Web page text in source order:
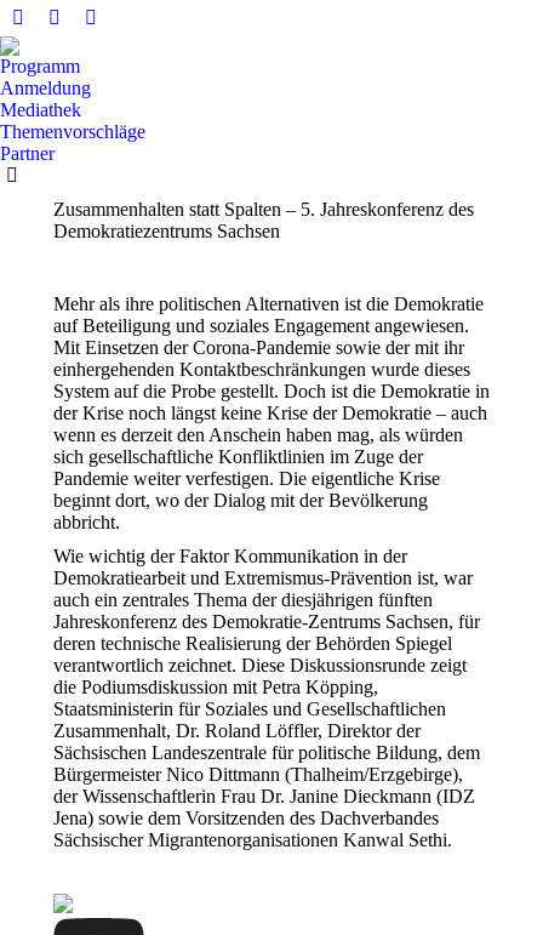
Facebook
Seite
wird
in
einem
neuen
geöffnet
X
wird
in
einem
neuen
geöffnet
YouTube
wird
einem
geöffnet
Programm
Anmeldung
Mediathek
Themenvorschläge
Partner
Zusammenhalten statt Spalten – 5. Jahreskonferenz des
Demokratiezentrums Sachsen
Mehr als ihre politischen Alternativen ist die Demokratie
auf Beteiligung und soziales Engagement angewiesen.
Mit Einsetzen der Corona-Pandemie sowie der mit ihr
einhergehenden Kontaktbeschränkungen wurde dieses
System auf die Probe gestellt. Doch ist die Demokratie in
der Krise noch längst keine Krise der Demokratie – auch
wenn es derzeit den Anschein haben mag, als würden
sich gesellschaftliche Konfliktlinien im Zuge der
Pandemie weiter verfestigen. Die eigentliche Krise
beginnt dort, wo der Dialog mit der Bevölkerung
abbricht.
Wie wichtig der Faktor Kommunikation in der
Demokratiearbeit und Extremismus-Prävention ist, war
auch ein zentrales Thema der diesjährigen fünften
Jahreskonferenz des Demokratie-Zentrums Sachsen, für
deren technische Realisierung der Behörden Spiegel
verantwortlich zeichnet. Diese Diskussionsrunde zeigt
die Podiumsdiskussion mit Petra Köpping,
Staatsministerin für Soziales und Gesellschaftlichen
Zusammenhalt, Dr. Roland Löffler, Direktor der
Sächsischen Landeszentrale für politische Bildung, dem
Bürgermeister Nico Dittmann (Thalheim/Erzgebirge),
der Wissenschaftlerin Frau Dr. Janine Dieckmann (IDZ
Jena) sowie dem Vorsitzenden des Dachverbandes
Sächsischer Migrantenorganisationen Kanwal Sethi.